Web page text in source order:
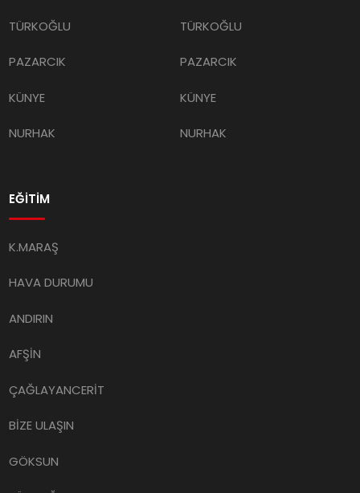
TÜRKOĞLU
PAZARCIK
KÜNYE
NURHAK
TÜRKOĞLU
PAZARCIK
KÜNYE
NURHAK
EĞİTİM
K.MARAŞ
HAVA DURUMU
ANDIRIN
AFŞİN
ÇAĞLAYANCERİT
BİZE ULAŞIN
GÖKSUN